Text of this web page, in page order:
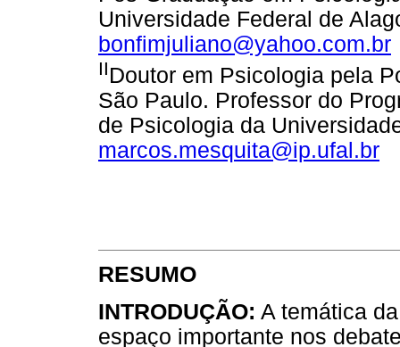
Universidade Federal de
bonfimjuliano@yahoo.com.br
IIDoutor em Psicologia pela
São Paulo. Professor do
de Psicologia da
marcos.mesquita@ip.ufal.br
RESUMO
INTRODUÇÃO: A temática
espaço importante nos